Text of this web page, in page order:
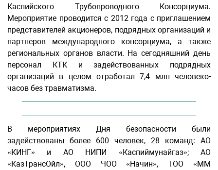
Каспийского Трубопроводного Консорциума.
Мероприятие проводится с 2012 года с приглашением
представителей акционеров, подрядных организаций и
партнеров международного консорциума, а также
региональных органов власти. На сегодняшний день
персонал КТК и задействованных подрядных
организаций в целом отработал 7,4 млн человеко-
часов без травматизма.
В мероприятиях Дня безопасности были
задействованы более 600 человек, 28 команд: АО
«КИНГ» и АО НИПИ «Каспиймунайгаз»; АО
«КазТрансОйл», ООО ЧОО «Начин», ТОО «ММ